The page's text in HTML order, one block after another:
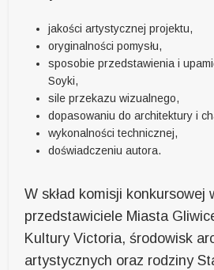
jakości artystycznej projektu,
oryginalności pomysłu,
sposobie przedstawienia i
Soyki,
sile przekazu wizualnego,
dopasowaniu do architektury i
wykonalności technicznej,
doświadczeniu autora.
W skład komisji konkursowej
przedstawiciele Miasta
Kultury Victoria, środowisk
artystycznych oraz rodziny